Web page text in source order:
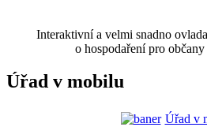
Interaktivní a velmi snadno
o hospodaření pro
Úřad v mobilu
Úřad v